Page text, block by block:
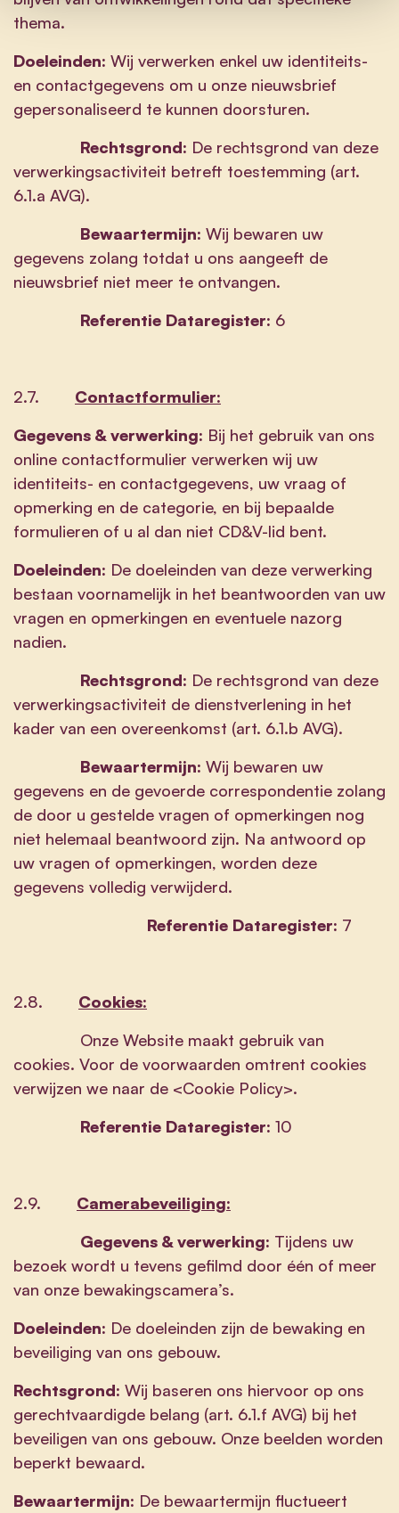
thema.
Doeleinden: Wij verwerken enkel uw identiteits-
en contactgegevens om u onze nieuwsbrief
gepersonaliseerd te kunnen doorsturen.
Rechtsgrond: De rechtsgrond van deze
verwerkingsactiviteit betreft toestemming (art.
6.1.a AVG).
Bewaartermijn: Wij bewaren uw
gegevens zolang totdat u ons aangeeft de
nieuwsbrief niet meer te ontvangen.
Referentie Dataregister: 6
2.7. Contactformulier:
Gegevens & verwerking: Bij het gebruik van ons
online contactformulier verwerken wij uw
identiteits- en contactgegevens, uw vraag of
opmerking en de categorie, en bij bepaalde
formulieren of u al dan niet CD&V-lid bent.
Doeleinden: De doeleinden van deze verwerking
bestaan voornamelijk in het beantwoorden van uw
vragen en opmerkingen en eventuele nazorg
nadien.
Rechtsgrond: De rechtsgrond van deze
verwerkingsactiviteit de dienstverlening in het
kader van een overeenkomst (art. 6.1.b AVG).
Bewaartermijn: Wij bewaren uw
gegevens en de gevoerde correspondentie zolang
de door u gestelde vragen of opmerkingen nog
niet helemaal beantwoord zijn. Na antwoord op
uw vragen of opmerkingen, worden deze
gegevens volledig verwijderd.
Referentie Dataregister: 7
2.8. Cookies:
Onze Website maakt gebruik van
cookies. Voor de voorwaarden omtrent cookies
verwijzen we naar de <Cookie Policy>.
Referentie Dataregister: 10
2.9. Camerabeveiliging:
Gegevens & verwerking: Tijdens uw
bezoek wordt u tevens gefilmd door één of meer
van onze bewakingscamera’s.
Doeleinden: De doeleinden zijn de bewaking en
beveiliging van ons gebouw.
Rechtsgrond: Wij baseren ons hiervoor op ons
gerechtvaardigde belang (art. 6.1.f AVG) bij het
beveiligen van ons gebouw. Onze beelden worden
beperkt bewaard.
Bewaartermijn: De bewaartermijn fluctueert